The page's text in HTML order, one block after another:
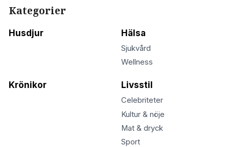
Kategorier
Husdjur Hälsa
Sjukvård
Wellness
Krönikor Livsstil
Celebriteter
Kultur & nöje
Mat & dryck
Sport